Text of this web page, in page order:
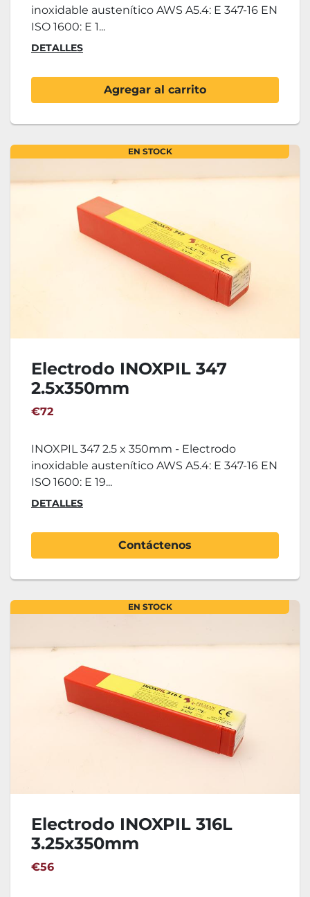
inoxidable austenítico AWS A5.4: E 347-16 EN
ISO 1600: E 1...
DETALLES
Agregar al carrito
EN STOCK
Electrodo INOXPIL 347
2.5x350mm
€72
INOXPIL 347 2.5 x 350mm - Electrodo
inoxidable austenítico AWS A5.4: E 347-16 EN
ISO 1600: E 19...
DETALLES
Contáctenos
EN STOCK
Electrodo INOXPIL 316L
3.25x350mm
€56